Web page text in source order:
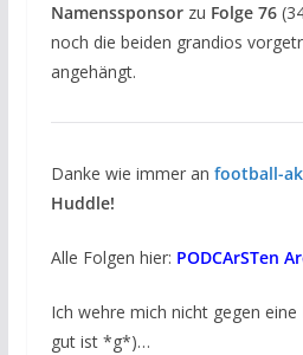
Namenssponsorzu Folge 76
noch die beiden grandios
angehängt.
Danke wie immer an football-
Huddle!
Alle Folgen hier: PODCArSTen
Ich wehre mich nicht gegen
gut ist *g*)…